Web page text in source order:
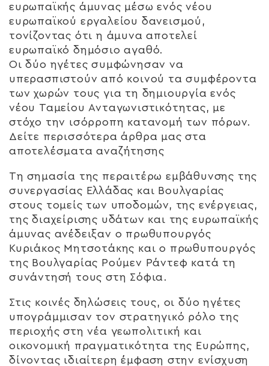
ευρωπαϊκής άμυνας μέσω ενός νέου
ευρωπαϊκού εργαλείου δανεισμού,
τονίζοντας ότι η άμυνα αποτελεί
ευρωπαϊκό δημόσιο αγαθό.
Οι δύο ηγέτες συμφώνησαν να
υπερασπιστούν από κοινού τα συμφέροντα
των χωρών τους για τη δημιουργία ενός
νέου Ταμείου Ανταγωνιστικότητας, με
στόχο την ισόρροπη κατανομή των πόρων.
Δείτε περισσότερα άρθρα μας στα
αποτελέσματα αναζήτησης
Τη σημασία της περαιτέρω εμβάθυνσης της
συνεργασίας Ελλάδας και Βουλγαρίας
στους τομείς των υποδομών, της ενέργειας,
της διαχείρισης υδάτων και της ευρωπαϊκής
άμυνας ανέδειξαν ο πρωθυπουργός
Κυριάκος Μητσοτάκης και ο πρωθυπουργός
της Βουλγαρίας Ρούμεν Ράντεφ κατά τη
συνάντησή τους στη Σόφια.
Στις κοινές δηλώσεις τους, οι δύο ηγέτες
υπογράμμισαν τον στρατηγικό ρόλο της
περιοχής στη νέα γεωπολιτική και
οικονομική πραγματικότητα της Ευρώπης,
δίνοντας ιδιαίτερη έμφαση στην ενίσχυση